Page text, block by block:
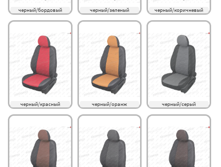
черный/бордовый черный/зеленый черный/коричневый
черный/красный черный/оранж черный/серый